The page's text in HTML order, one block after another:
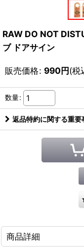
RAW DO NOT
ブ ドアサイン
販売価格: 990円(税
数量:
返品特約に関する重要
商品詳細